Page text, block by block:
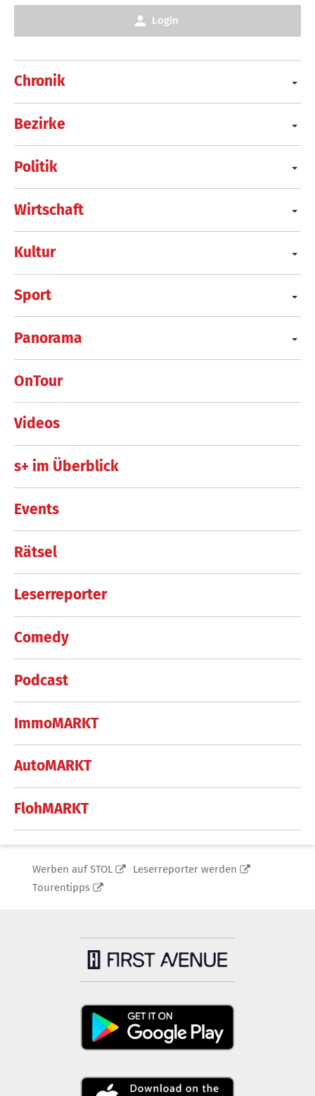
Chronik
Bezirke
Politik
Wirtschaft
Kultur
Sport
Panorama
OnTour
Videos
s+ im Überblick
Events
Rätsel
Leserreporter
Comedy
Podcast
ImmoMARKT
AutoMARKT
FlohMARKT
Login
Werben auf STOL
Leserreporter werden
Tourentipps